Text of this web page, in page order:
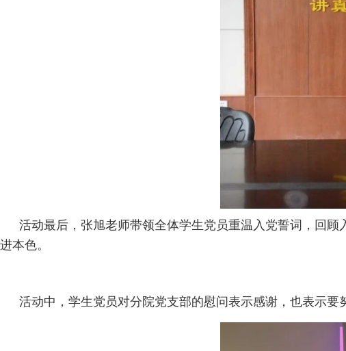
活动最后，张旭老师带领全体学生党员重温入党誓词，回
进本色。
活动中，学生党员对分院党支部的慰问表示感谢，也表示